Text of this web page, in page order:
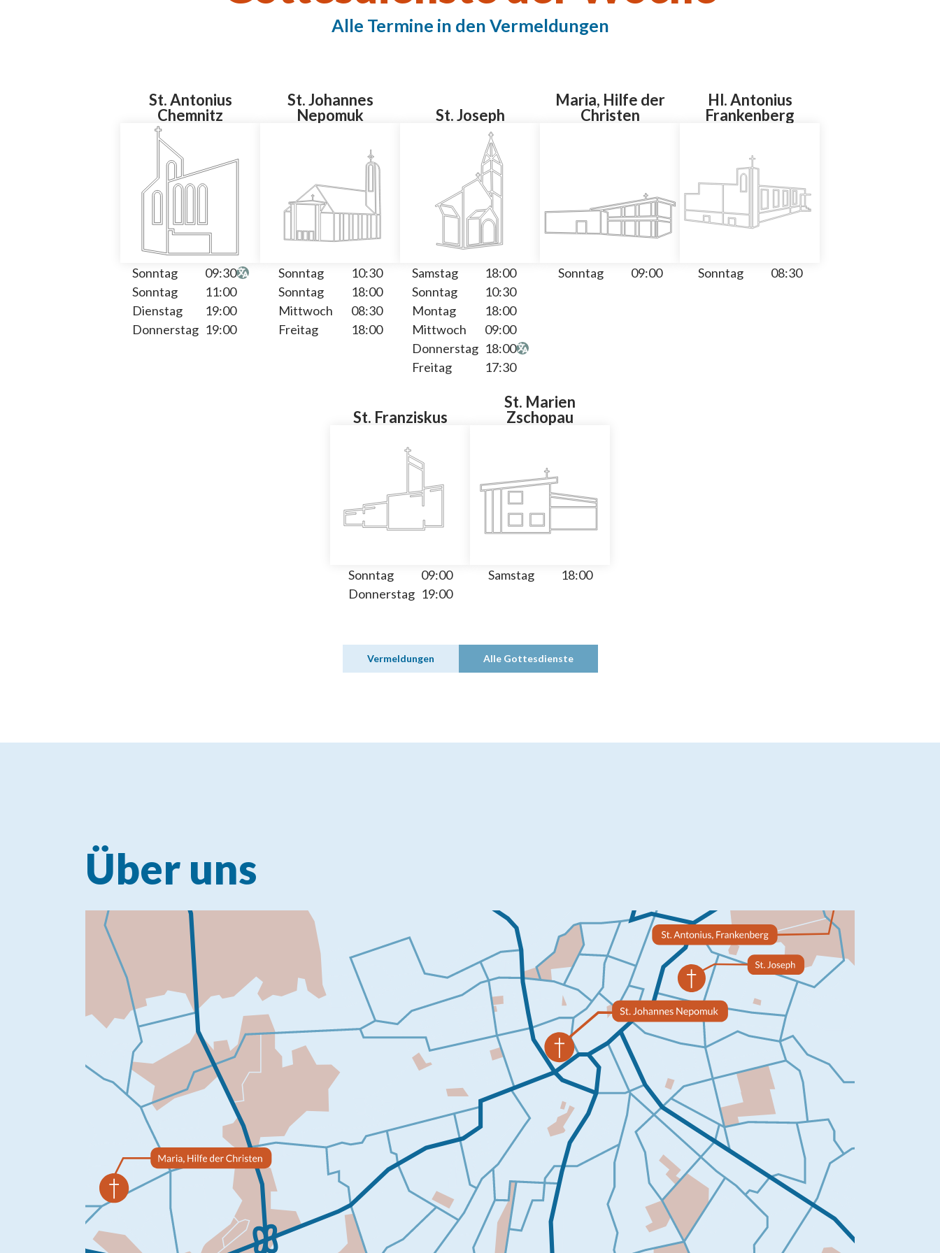
Alle Termine in den Vermeldungen
St. Antonius
Chemnitz
Sonntag
09:30
Sonntag
11:00
Dienstag
19:00
Donnerstag 19:00
St. Johannes
Nepomuk
Sonntag
10:30
Sonntag
18:00
Mittwoch
08:30
Freitag
18:00
St. Joseph
Samstag
18:00
Sonntag
10:30
Montag
18:00
Mittwoch
09:00
Donnerstag 18:00
Freitag
17:30
Maria, Hilfe der
Christen
Sonntag 09:00
Hl. Antonius
Frankenberg
Sonntag 08:30
St. Franziskus
Sonntag
09:00
Donnerstag 19:00
St. Marien
Zschopau
Samstag 18:00
Vermeldungen Alle Gottesdienste
Über uns